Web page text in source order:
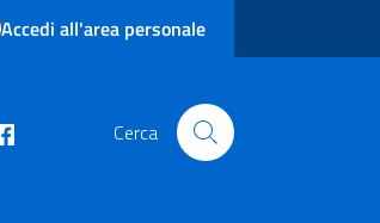
Accedi all'area personale
Cerca